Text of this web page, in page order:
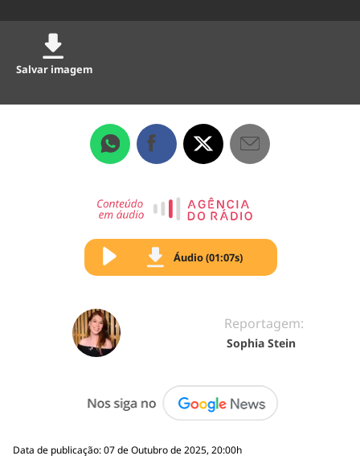
Salvar imagem
Áudio (01:07s)
Reportagem:
Sophia Stein
Data de publicação: 07 de Outubro de 2025, 20:00h